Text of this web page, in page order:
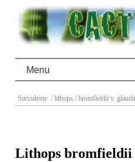
Menu
Succulente / lithops / bromfieldii v.
Lithops bromfieldii